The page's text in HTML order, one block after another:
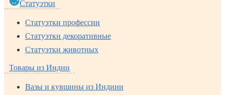
Статуэтки
Статуэтки профессии
Статуэтки декоративные
Статуэтки животных
Товары из Индии
Вазы и кувшины из Индиии